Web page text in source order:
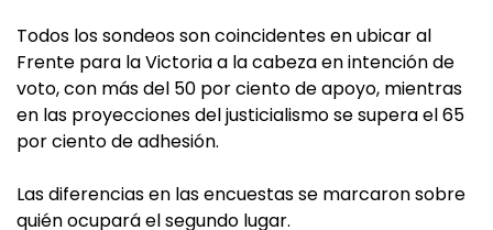
Todos los sondeos son coincidentes en ubicar al
Frente para la Victoria a la cabeza en intención de
voto, con más del 50 por ciento de apoyo, mientras
en las proyecciones del justicialismo se supera el 65
por ciento de adhesión.
Las diferencias en las encuestas se marcaron sobre
quién ocupará el segundo lugar.